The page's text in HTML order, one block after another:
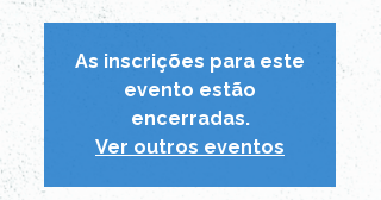
As inscrições para este
evento estão
encerradas.
Ver outros eventos